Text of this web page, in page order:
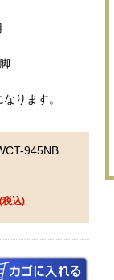
ります。
945NB
税込)